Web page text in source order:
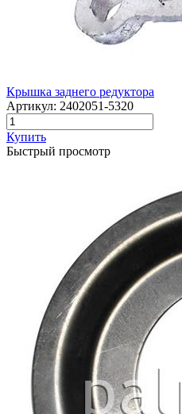
Крышка заднего редуктора
Артикул: 2402051-5320
Купить
Быстрый просмотр